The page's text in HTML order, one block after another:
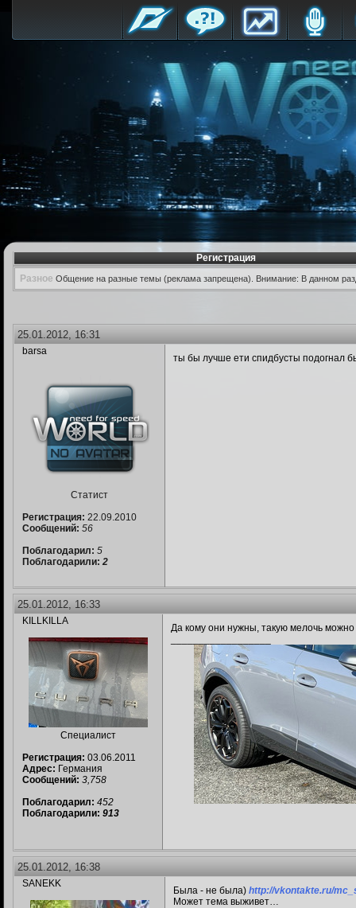
Регистрация
Разное Общение на разные темы (реклама запрещена). Внимание: В данном
25.01.2012, 16:31
barsa
Статист
Регистрация: 22.09.2010
Сообщений: 56
Поблагодарил: 5
Поблагодарили: 2
ты бы лучше ети спидбусты подогнал
25.01.2012, 16:33
KILLKILLA
Специалист
Регистрация: 03.06.2011
Адрес: Германия
Сообщений: 3,758
Поблагодарил: 452
Поблагодарили: 913
Да кому они нужны, такую мелочь
25.01.2012, 16:38
SANEKK
Была - не была) http://vkontakte.ru/
Может тема выживет…